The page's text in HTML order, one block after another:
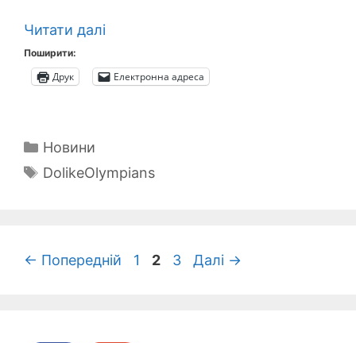
Читати далі
Поширити:
Друк Електронна адреса
Категорії
Новини
Позначки
DolikeOlympians
← Попередній Сторінка
1 Сторінка
2 Сторінка
3 Далі →